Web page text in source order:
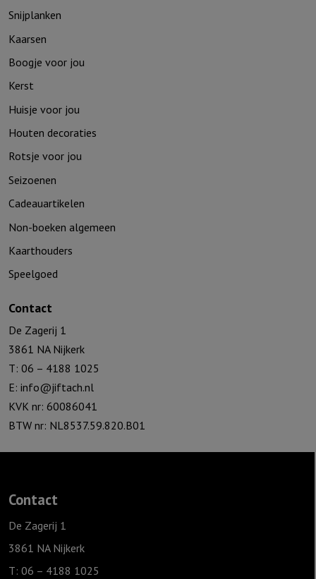
Snijplanken
Kaarsen
Boogje voor jou
Kerst
Huisje voor jou
Houten decoraties
Rotsje voor jou
Seizoenen
Cadeauartikelen
Non-boeken algemeen
Kaarthouders
Speelgoed
Contact
De Zagerij 1
3861 NA Nijkerk
T: 06 – 4188 1025
E: info@jiftach.nl
KVK nr: 60086041
BTW nr: NL8537.59.820.B01
Contact
De Zagerij 1
3861 NA Nijkerk
T: 06 – 4188 1025